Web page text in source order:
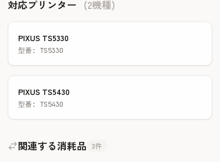
対応プリンター (2機種)
PIXUS TS5330
型番: TS5330
PIXUS TS5430
型番: TS5430
関連する消耗品 3件